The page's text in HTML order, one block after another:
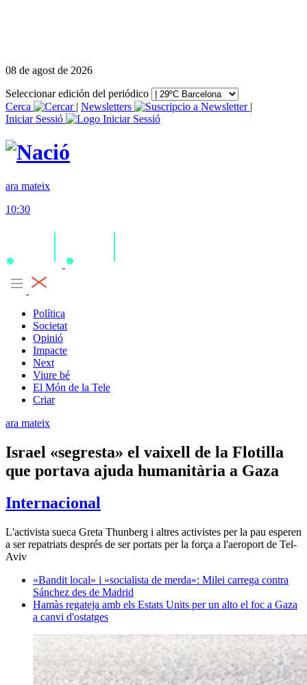
08 de agost de 2026
Seleccionar edición del periódico
Cerca
| Newsletters
|
Iniciar Sessió
ara mateix
10:30
Política
Societat
Opinió
Impacte
Next
Viure bé
El Món de la Tele
Criar
ara mateix
Israel «segresta» el vaixell de la Flotilla
que portava ajuda humanitària a Gaza
Internacional
L'activista sueca Greta Thunberg i altres activistes per la pau esperen
a ser repatriats després de ser portats per la força a l'aeroport de Tel-
Aviv
«Bandit local» i «socialista de merda»: Milei carrega contra
Sánchez des de Madrid
Hamàs regateja amb els Estats Units per un alto el foc a Gaza
a canvi d'ostatges